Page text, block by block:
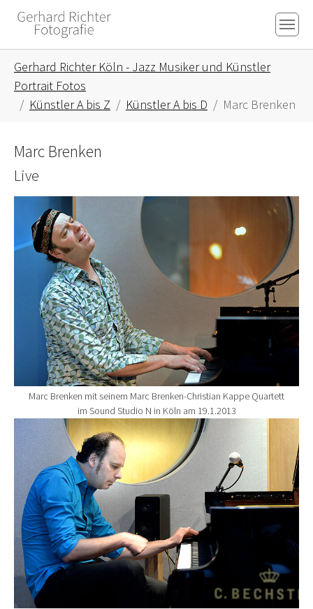
Skip to main content
Skip to page footer
Gerhard Richter Köln - Jazz Musiker und Künstler
Portrait Fotos
Künstler A bis Z
Künstler A bis D Marc Brenken
Marc Brenken
Live
Show larger version for:
Marc Brenken mit seinem Marc Brenken-Christian Kappe Quartett
im Sound Studio N in Köln am 19.1.2013
Show larger version for: